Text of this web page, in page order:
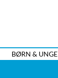
BØRN & UNGE